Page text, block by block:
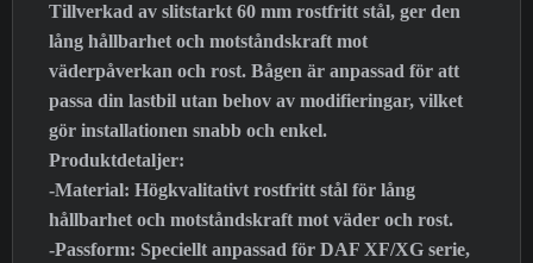
Tillverkad av slitstarkt 60 mm rostfritt stål, ger den
lång hållbarhet och motståndskraft mot
väderpåverkan och rost. Bågen är anpassad för att
passa din lastbil utan behov av modifieringar, vilket
gör installationen snabb och enkel.
Produktdetaljer:
-Material: Högkvalitativt rostfritt stål för lång
hållbarhet och motståndskraft mot väder och rost.
-Passform: Speciellt anpassad för DAF XF/XG serie,